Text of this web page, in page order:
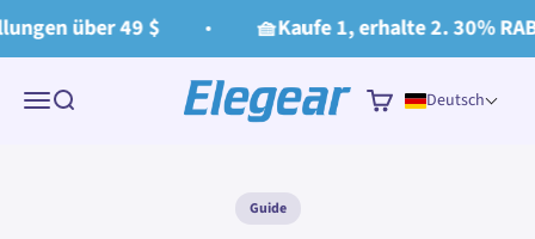
über 49 $ 🧺Kaufe 1, erhalte 2. 30%
MenüSuche Elegear WarenkorbDeutsch
Guide